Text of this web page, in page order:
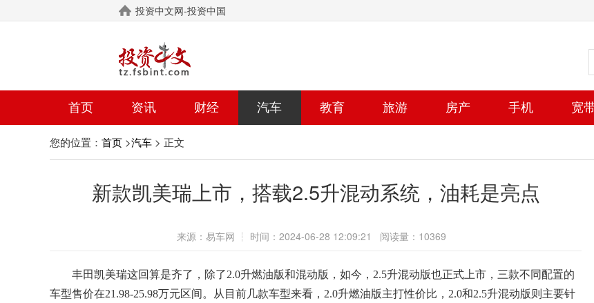
投资中文网-投资中国
首页 资讯 财经 汽车 教育 旅游 房产 手机 宽
您的位置： 首页 >汽车 > 正文
新款凯美瑞上市，搭载2.5升混动系统，油耗是亮点
来源： 易车网 ┆ 时间： 2024-06-28 12:09:21 阅读量：10369
丰田凯美瑞这回算是齐了，除了2.0升燃油版和混动版，如今，2.5升混动版也正式上市，三款不同配置的
车型售价在21.98-25.98万元区间。从目前几款车型来看，2.0升燃油版主打性价比，2.0和2.5升混动版则主要针